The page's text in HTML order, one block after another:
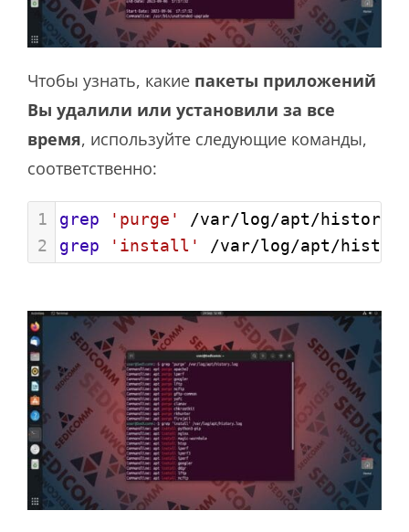
Чтобы узнать, какие пакеты приложений
Вы удалили или установили за все
время, используйте следующие команды,
соответственно:
1 grep 'purge'
/var/log/apt/
2
grep 'install' /var/log/apt/